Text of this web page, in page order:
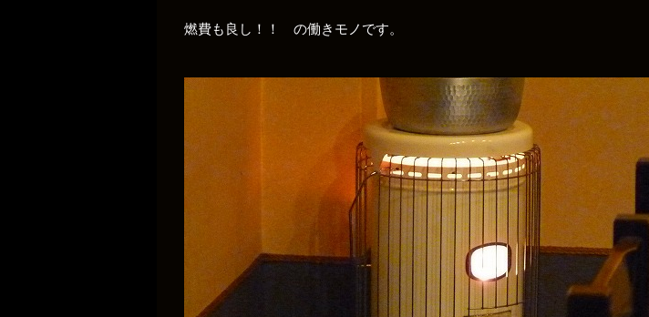
燃費も良し！！ の働きモノです。